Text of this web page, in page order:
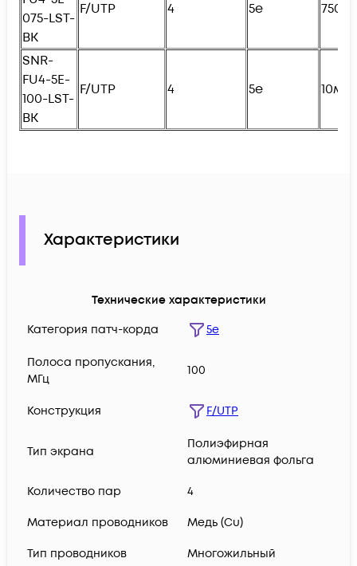
075-LST-
BK
F/UTP 4 5e
SNR-
FU4-5E-
100-LST-
BK
F/UTP 4 5e 10м
Характеристики
Технические характеристики
Категория патч-корда
5e
Полоса пропускания,
МГц
100
Конструкция F/UTP
Тип экрана
Полиэфирная
алюминиевая фольга
Количество пар 4
Материал проводников Медь (Сu)
Тип проводников Многожильный